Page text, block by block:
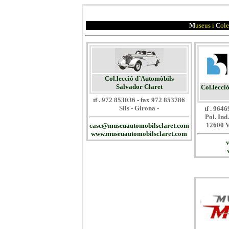
Museus i C
Col.lecció d´Automòbils
Salvador Claret
tf . 972 853036 - fax 972 853786
Sils - Girona -
casc@museuautomobilsclaret.com
www.museuautomobilsclaret.com
tf .
Pol.
12600